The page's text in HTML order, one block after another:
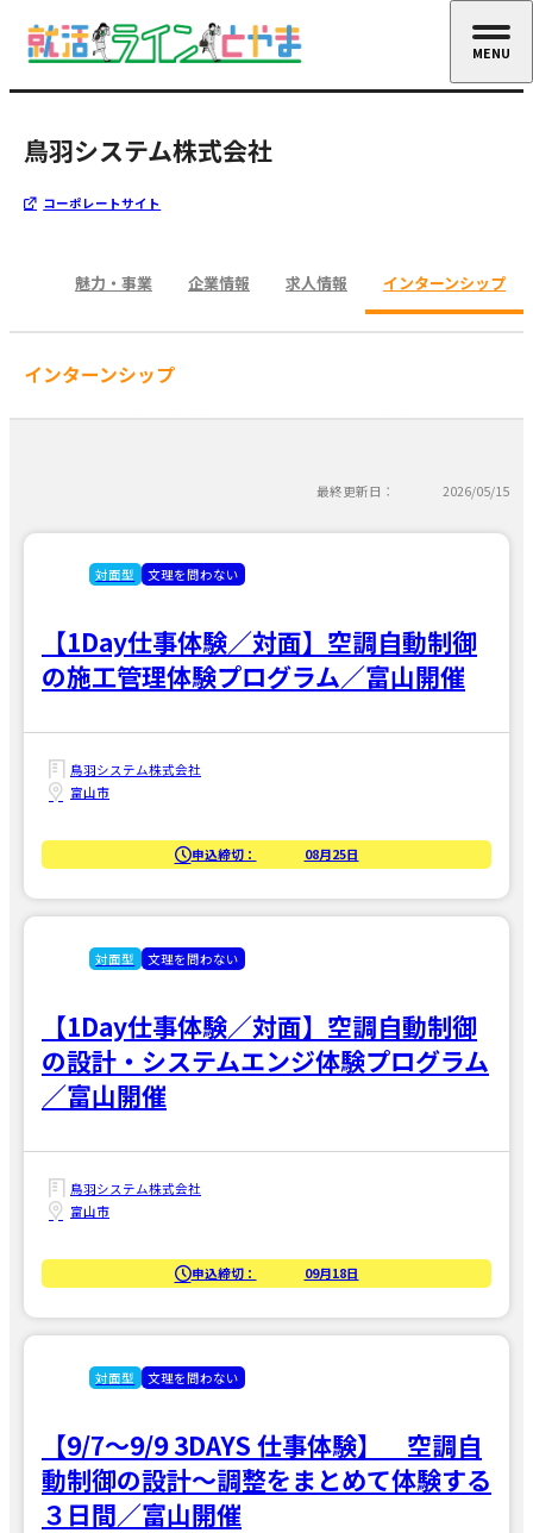
鳥羽システム株式会社
コーポレートサイト
魅力・事業 企業情報 求人情報 インターンシップ
インターンシップ
最終更新日： 2026/05/15
対面型 文理を問わない
【1Day仕事体験／対面】空調自動制御
の施工管理体験プログラム／富山開催
鳥羽システム株式会社
富山市
申込締切： 08月25日
対面型 文理を問わない
【1Day仕事体験／対面】空調自動制御
の設計・システムエンジ体験プログラム
／富山開催
鳥羽システム株式会社
富山市
申込締切： 09月18日
対面型 文理を問わない
【9/7～9/9 3DAYS 仕事体験】 空調自
動制御の設計～調整をまとめて体験する
３日間／富山開催
MENU